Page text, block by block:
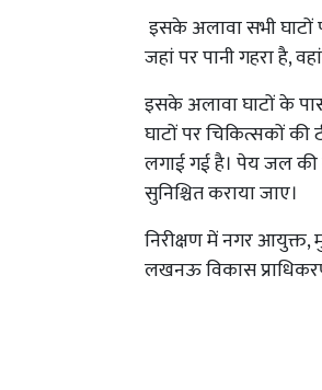
इसके अलावा सभी घाटों
जहां पर पानी गहरा है,
इसके अलावा घाटों के
घाटों पर चिकित्सकों की
लगाई गई है। पेय जल की
सुनिश्चित कराया जाए।
निरीक्षण में नगर आयुक्त,
लखनऊ विकास